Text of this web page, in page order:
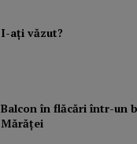
I-aţi văzut?
Balcon în flăcări într-un
Mărăţei